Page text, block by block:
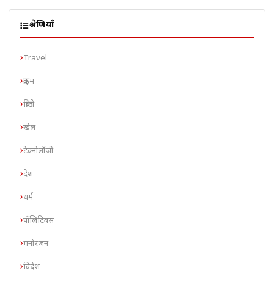
श्रेणियाँ
Travel
क्राइम
क्रिप्टो
खेल
टेक्नोलॉजी
देश
धर्म
पॉलिटिक्स
मनोरंजन
विदेश